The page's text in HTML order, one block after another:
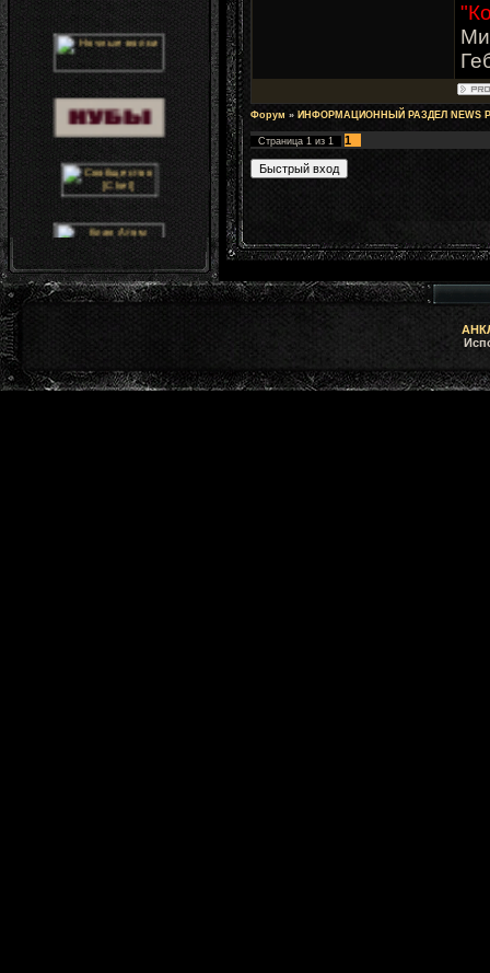
Форум » ИНФОРМАЦИОННЫЙ РАЗДЕЛ NEWS
Страница 1 из 1 1